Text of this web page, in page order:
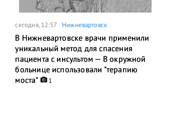
сегодня, 12:57 Нижневартовск
В Нижневартовске врачи применили
уникальный метод для спасения
пациента с инсультом — В окружной
больнице использовали "терапию
моста"
1